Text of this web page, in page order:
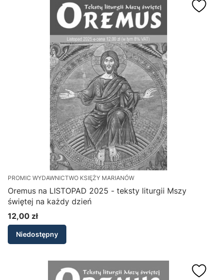
PROMIC WYDAWNICTWO KSIĘŻY MARIANÓW
Oremus na LISTOPAD 2025 - teksty liturgii Mszy
świętej na każdy dzień
Cena
12,00 zł
Niedostępny